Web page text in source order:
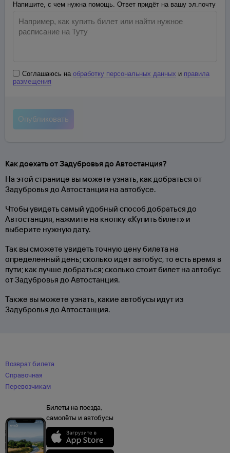
Напишите, с чем нужна помощь. Ответ придёт на вашу эл.почту
Соглашаюсь на обработку персональных данных и правила
размещения
Как доехать от Задубровья до Автостанция?
На этой странице вы можете узнать, как добраться от
Задубровья до Автостанция на автобусе.
Чтобы увидеть самый удобный способ добраться до
Автостанция, нажмите на кнопку «Купить билет» и
выберите нужную дату.
Так вы сможете увидеть точную цену билета на
определенный день; сколько идет автобус, то есть время в
пути; как лучше добраться; сколько стоит билет на автобус
от Задубровья до Автостанция.
Также вы можете узнать, какие автобусы идут из
Задубровья до Автостанция.
Возврат билета
Справочная
Перевозчикам
Билеты на поезда,
самолёты и автобусы